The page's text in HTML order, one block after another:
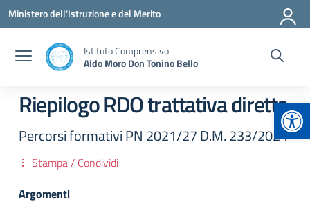
Vai ai contenuti
Vai al menu di navigazione
Vai al footer
Ministero dell'Istruzione e del Merito
Istituto Comprensivo
Aldo Moro Don Tonino Bello
Riepilogo RDO trattativa diretta
Percorsi formativi PN 2021/27 D.M. 233/2024
Stampa / Condividi
Argomenti